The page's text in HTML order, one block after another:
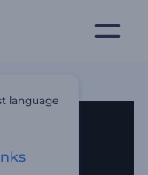
language